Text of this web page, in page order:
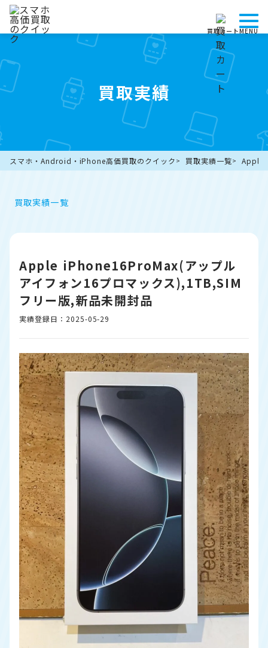
買取カートMENU
買取実績
スマホ・Android・iPhone高価買取のクイック 買取実績一覧 Apple
買取実績一覧
Apple iPhone16ProMax(アップル
アイフォン16プロマックス),1TB,SIM
フリー版,新品未開封品
実績登録日：2025-05-29